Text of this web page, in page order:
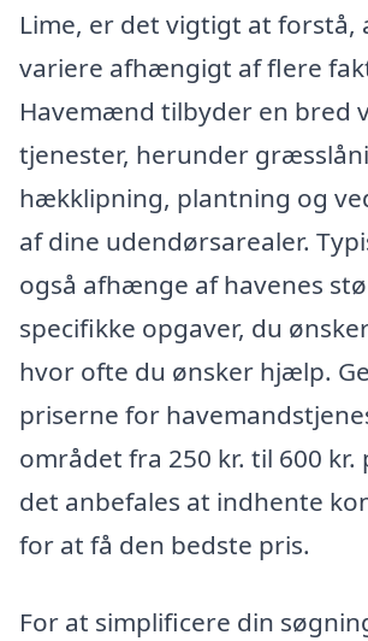
Lime, er det vigtigt at forstå,
variere afhængigt af flere
Havemænd tilbyder en bred
tjenester, herunder
hækklipning, plantning og
af dine udendørsarealer.
også afhænge af havenes
specifikke opgaver, du
hvor ofte du ønsker hjælp.
priserne for
området fra 250 kr. til 600 kr.
det anbefales at indhente
for at få den bedste pris.
For at simplificere din